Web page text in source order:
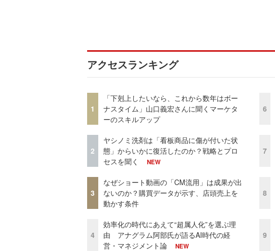
アクセスランキング
1
「下剋上したいなら、これから数年はボー
ナスタイム」山口義宏さんに聞くマーケタ
ーのスキルアップ
2
ヤシノミ洗剤は「看板商品に傷が付いた状
態」からいかに復活したのか？戦略とプロ
セスを聞く
NEW
3
なぜショート動画の「CM流用」は成果が出
ないのか？購買データが示す、店頭売上を
動かす条件
4
効率化の時代にあえて“超属人化”を選ぶ理
由 アナグラム阿部氏が語るAI時代の経
営・マネジメント論
NEW
6
7
8
9